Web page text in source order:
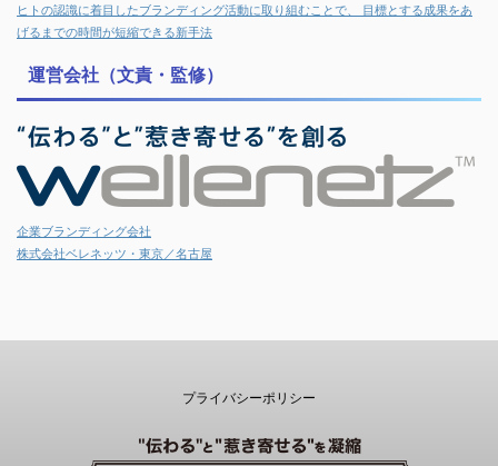
ヒトの認識に着目したブランディング活動に取り組むことで、 目標とする成果をあ
げるまでの時間が短縮できる新手法
運営会社（文責・監修）
企業ブランディング会社
株式会社ベレネッツ・東京／名古屋
プライバシーポリシー